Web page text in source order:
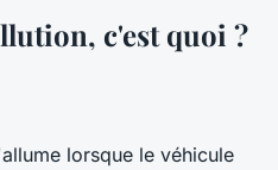
c'est quoi ?
lorsque le véhicule